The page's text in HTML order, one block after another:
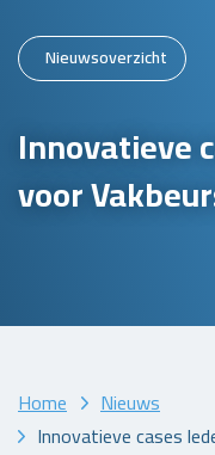
Nieuwsoverzicht
Innovatieve
voor
Home
Nieuws
Innovatieve cases